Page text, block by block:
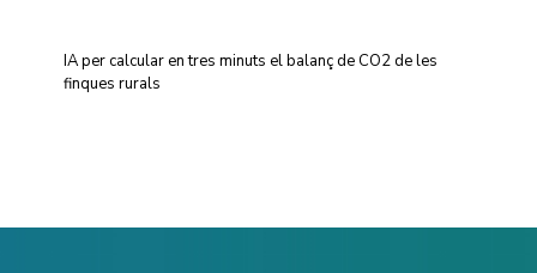
IA per calcular en tres minuts el balanç de CO2 de les
finques rurals